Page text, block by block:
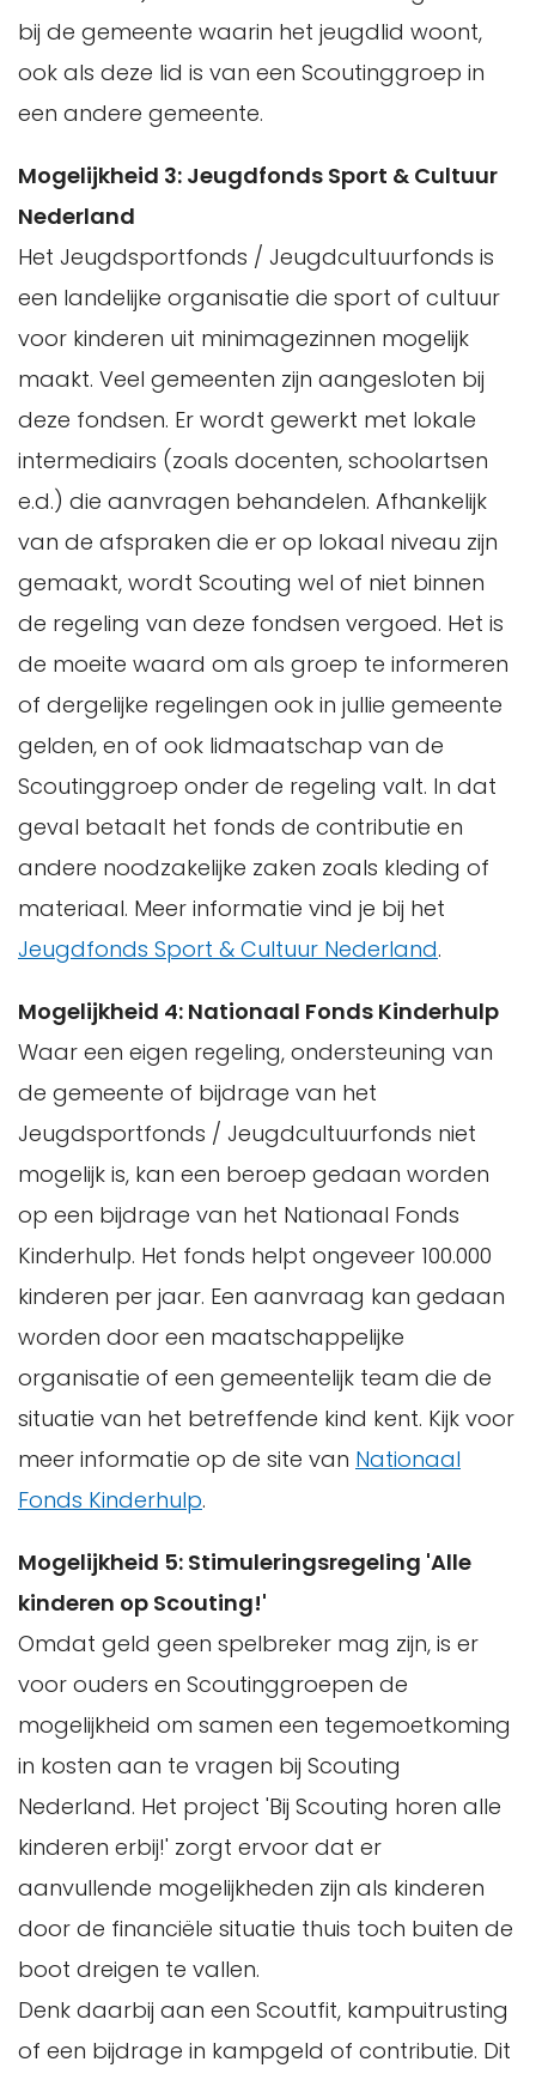
bij de gemeente waarin het jeugdlid woont,
ook als deze lid is van een Scoutinggroep in
een andere gemeente.
Mogelijkheid 3: Jeugdfonds Sport & Cultuur
Nederland
Het Jeugdsportfonds / Jeugdcultuurfonds is
een landelijke organisatie die sport of cultuur
voor kinderen uit minimagezinnen mogelijk
maakt. Veel gemeenten zijn aangesloten bij
deze fondsen. Er wordt gewerkt met lokale
intermediairs (zoals docenten, schoolartsen
e.d.) die aanvragen behandelen. Afhankelijk
van de afspraken die er op lokaal niveau zijn
gemaakt, wordt Scouting wel of niet binnen
de regeling van deze fondsen vergoed. Het is
de moeite waard om als groep te informeren
of dergelijke regelingen ook in jullie gemeente
gelden, en of ook lidmaatschap van de
Scoutinggroep onder de regeling valt. In dat
geval betaalt het fonds de contributie en
andere noodzakelijke zaken zoals kleding of
materiaal. Meer informatie vind je bij het
Jeugdfonds Sport & Cultuur Nederland.
Mogelijkheid 4: Nationaal Fonds Kinderhulp
Waar een eigen regeling, ondersteuning van
de gemeente of bijdrage van het
Jeugdsportfonds / Jeugdcultuurfonds niet
mogelijk is, kan een beroep gedaan worden
op een bijdrage van het Nationaal Fonds
Kinderhulp. Het fonds helpt ongeveer 100.000
kinderen per jaar. Een aanvraag kan gedaan
worden door een maatschappelijke
organisatie of een gemeentelijk team die de
situatie van het betreffende kind kent. Kijk voor
meer informatie op de site van Nationaal
Fonds Kinderhulp.
Mogelijkheid 5: Stimuleringsregeling 'Alle
kinderen op Scouting!'
Omdat geld geen spelbreker mag zijn, is er
voor ouders en Scoutinggroepen de
mogelijkheid om samen een tegemoetkoming
in kosten aan te vragen bij Scouting
Nederland. Het project 'Bij Scouting horen alle
kinderen erbij!' zorgt ervoor dat er
aanvullende mogelijkheden zijn als kinderen
door de financiële situatie thuis toch buiten de
boot dreigen te vallen.
Denk daarbij aan een Scoutfit, kampuitrusting
of een bijdrage in kampgeld of contributie. Dit